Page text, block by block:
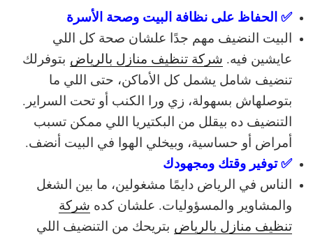
✅ الحفاظ على نظافة البيت وصحة الأسرة
البيت النضيف مهم جدًا علشان صحة كل اللي
عايشين فيه. شركة تنظيف منازل بالرياض بتوفرلك
تنضيف شامل يشمل كل الأماكن، حتى اللي ما
بتوصلهاش بسهولة، زي ورا الكنب أو تحت السراير.
التنضيف ده بيقلل من البكتيريا اللي ممكن تسبب
أمراض أو حساسية، وبيخلي الهوا في البيت أنضف.
✅ توفير وقتك ومجهودك
الناس في الرياض دايمًا مشغولين، ما بين الشغل
والمشاوير والمسؤوليات. علشان كده شركة
تنظيف منازل بالرياض بتريحك من التنضيف اللي